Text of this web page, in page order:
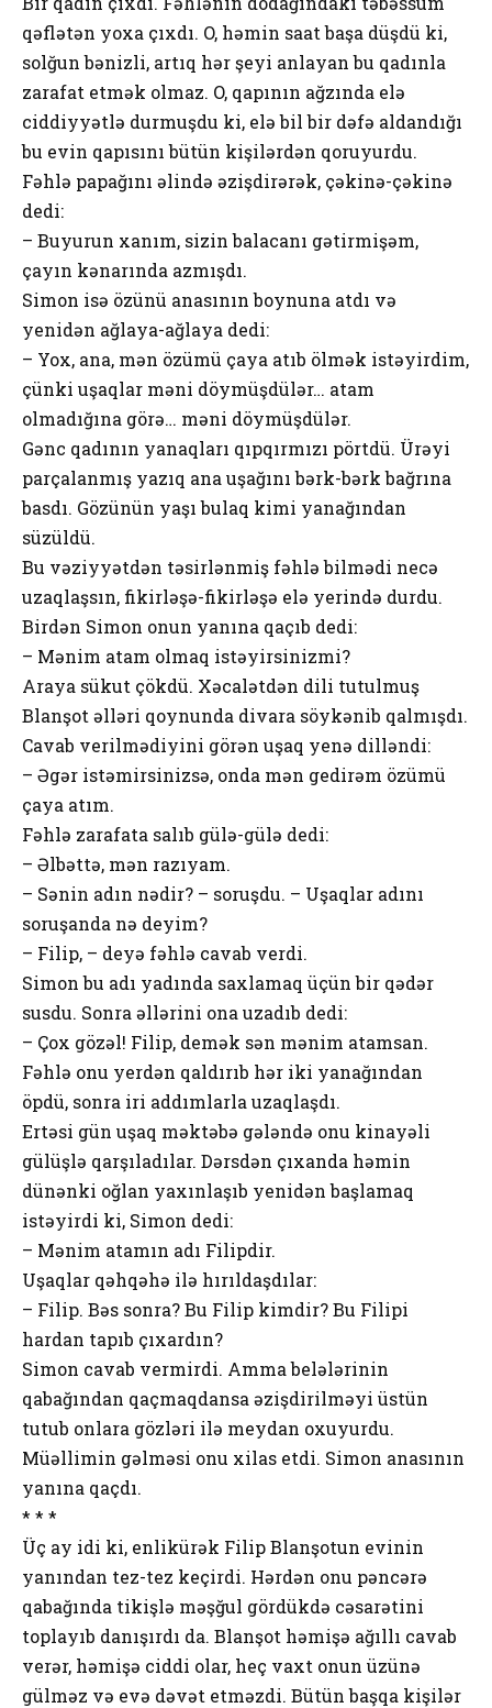
qəflətən yoxa çıxdı. O, həmin saat başa düşdü ki,
solğun bənizli, artıq hər şeyi anlayan bu qadınla
zarafat etmək olmaz. O, qapının ağzında elə
ciddiyyətlə durmuşdu ki, elə bil bir dəfə aldandığı
bu evin qapısını bütün kişilərdən qoruyurdu.
Fəhlə papağını əlində əzişdirərək, çəkinə-çəkinə
dedi:
– Buyurun xanım, sizin balacanı gətirmişəm,
çayın kənarında azmışdı.
Simon isə özünü anasının boynuna atdı və
yenidən ağlaya-ağlaya dedi:
– Yox, ana, mən özümü çaya atıb ölmək istəyirdim,
çünki uşaqlar məni döymüşdülər… atam
olmadığına görə… məni döymüşdülər.
Gənc qadının yanaqları qıpqırmızı pörtdü. Ürəyi
parçalanmış yazıq ana uşağını bərk-bərk bağrına
basdı. Gözünün yaşı bulaq kimi yanağından
süzüldü.
Bu vəziyyətdən təsirlənmiş fəhlə bilmədi necə
uzaqlaşsın, fikirləşə-fikirləşə elə yerində durdu.
Birdən Simon onun yanına qaçıb dedi:
– Mənim atam olmaq istəyirsinizmi?
Araya sükut çökdü. Xəcalətdən dili tutulmuş
Blanşot əlləri qoynunda divara söykənib qalmışdı.
Cavab verilmədiyini görən uşaq yenə dilləndi:
– Əgər istəmirsinizsə, onda mən gedirəm özümü
çaya atım.
Fəhlə zarafata salıb gülə-gülə dedi:
– Əlbəttə, mən razıyam.
– Sənin adın nədir? – soruşdu. – Uşaqlar adını
soruşanda nə deyim?
– Filip, – deyə fəhlə cavab verdi.
Simon bu adı yadında saxlamaq üçün bir qədər
susdu. Sonra əllərini ona uzadıb dedi:
– Çox gözəl! Filip, demək sən mənim atamsan.
Fəhlə onu yerdən qaldırıb hər iki yanağından
öpdü, sonra iri addımlarla uzaqlaşdı.
Ertəsi gün uşaq məktəbə gələndə onu kinayəli
gülüşlə qarşıladılar. Dərsdən çıxanda həmin
dünənki oğlan yaxınlaşıb yenidən başlamaq
istəyirdi ki, Simon dedi:
– Mənim atamın adı Filipdir.
Uşaqlar qəhqəhə ilə hırıldaşdılar:
– Filip. Bəs sonra? Bu Filip kimdir? Bu Filipi
hardan tapıb çıxardın?
Simon cavab vermirdi. Amma belələrinin
qabağından qaçmaqdansa əzişdirilməyi üstün
tutub onlara gözləri ilə meydan oxuyurdu.
Müəllimin gəlməsi onu xilas etdi. Simon anasının
yanına qaçdı.
* * *
Üç ay idi ki, enlikürək Filip Blanşotun evinin
yanından tez-tez keçirdi. Hərdən onu pəncərə
qabağında tikişlə məşğul gördükdə cəsarətini
toplayıb danışırdı da. Blanşot həmişə ağıllı cavab
verər, həmişə ciddi olar, heç vaxt onun üzünə
gülməz və evə dəvət etməzdi. Bütün başqa kişilər